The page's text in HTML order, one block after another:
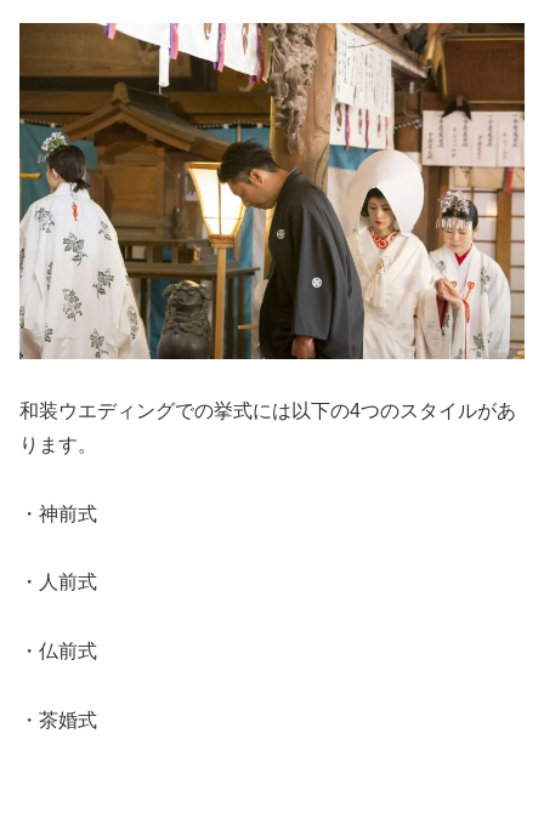
和装ウエディングでの挙式には以下の4つのスタイルがあ
ります。
・神前式
・人前式
・仏前式
・茶婚式